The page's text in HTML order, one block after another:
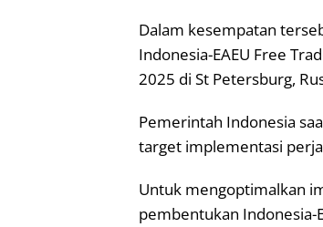
Dalam kesempatan
Indonesia-EAEU Free
2025 di St Petersburg,
Pemerintah Indonesia
target implementasi
Untuk mengoptimalkan
pembentukan Indonesia-